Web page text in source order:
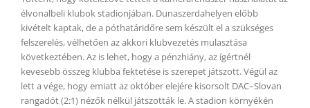
élvonalbeli klubok stadionjában. Dunaszerdahelyen előbb
kivételt kaptak, de a póthatáridőre sem készült el a szükséges
felszerelés, vélhetően az akkori klubvezetés mulasztása
következtében. Az is lehet, hogy a pénzhiány, az ígértnél
kevesebb összeg klubba fektetése is szerepet játszott. Végül az
lett a vége, hogy emiatt az október elejére kisorsolt DAC–Slovan
rangadót (2:1) nézők nélkül játszották le. A stadion környékén